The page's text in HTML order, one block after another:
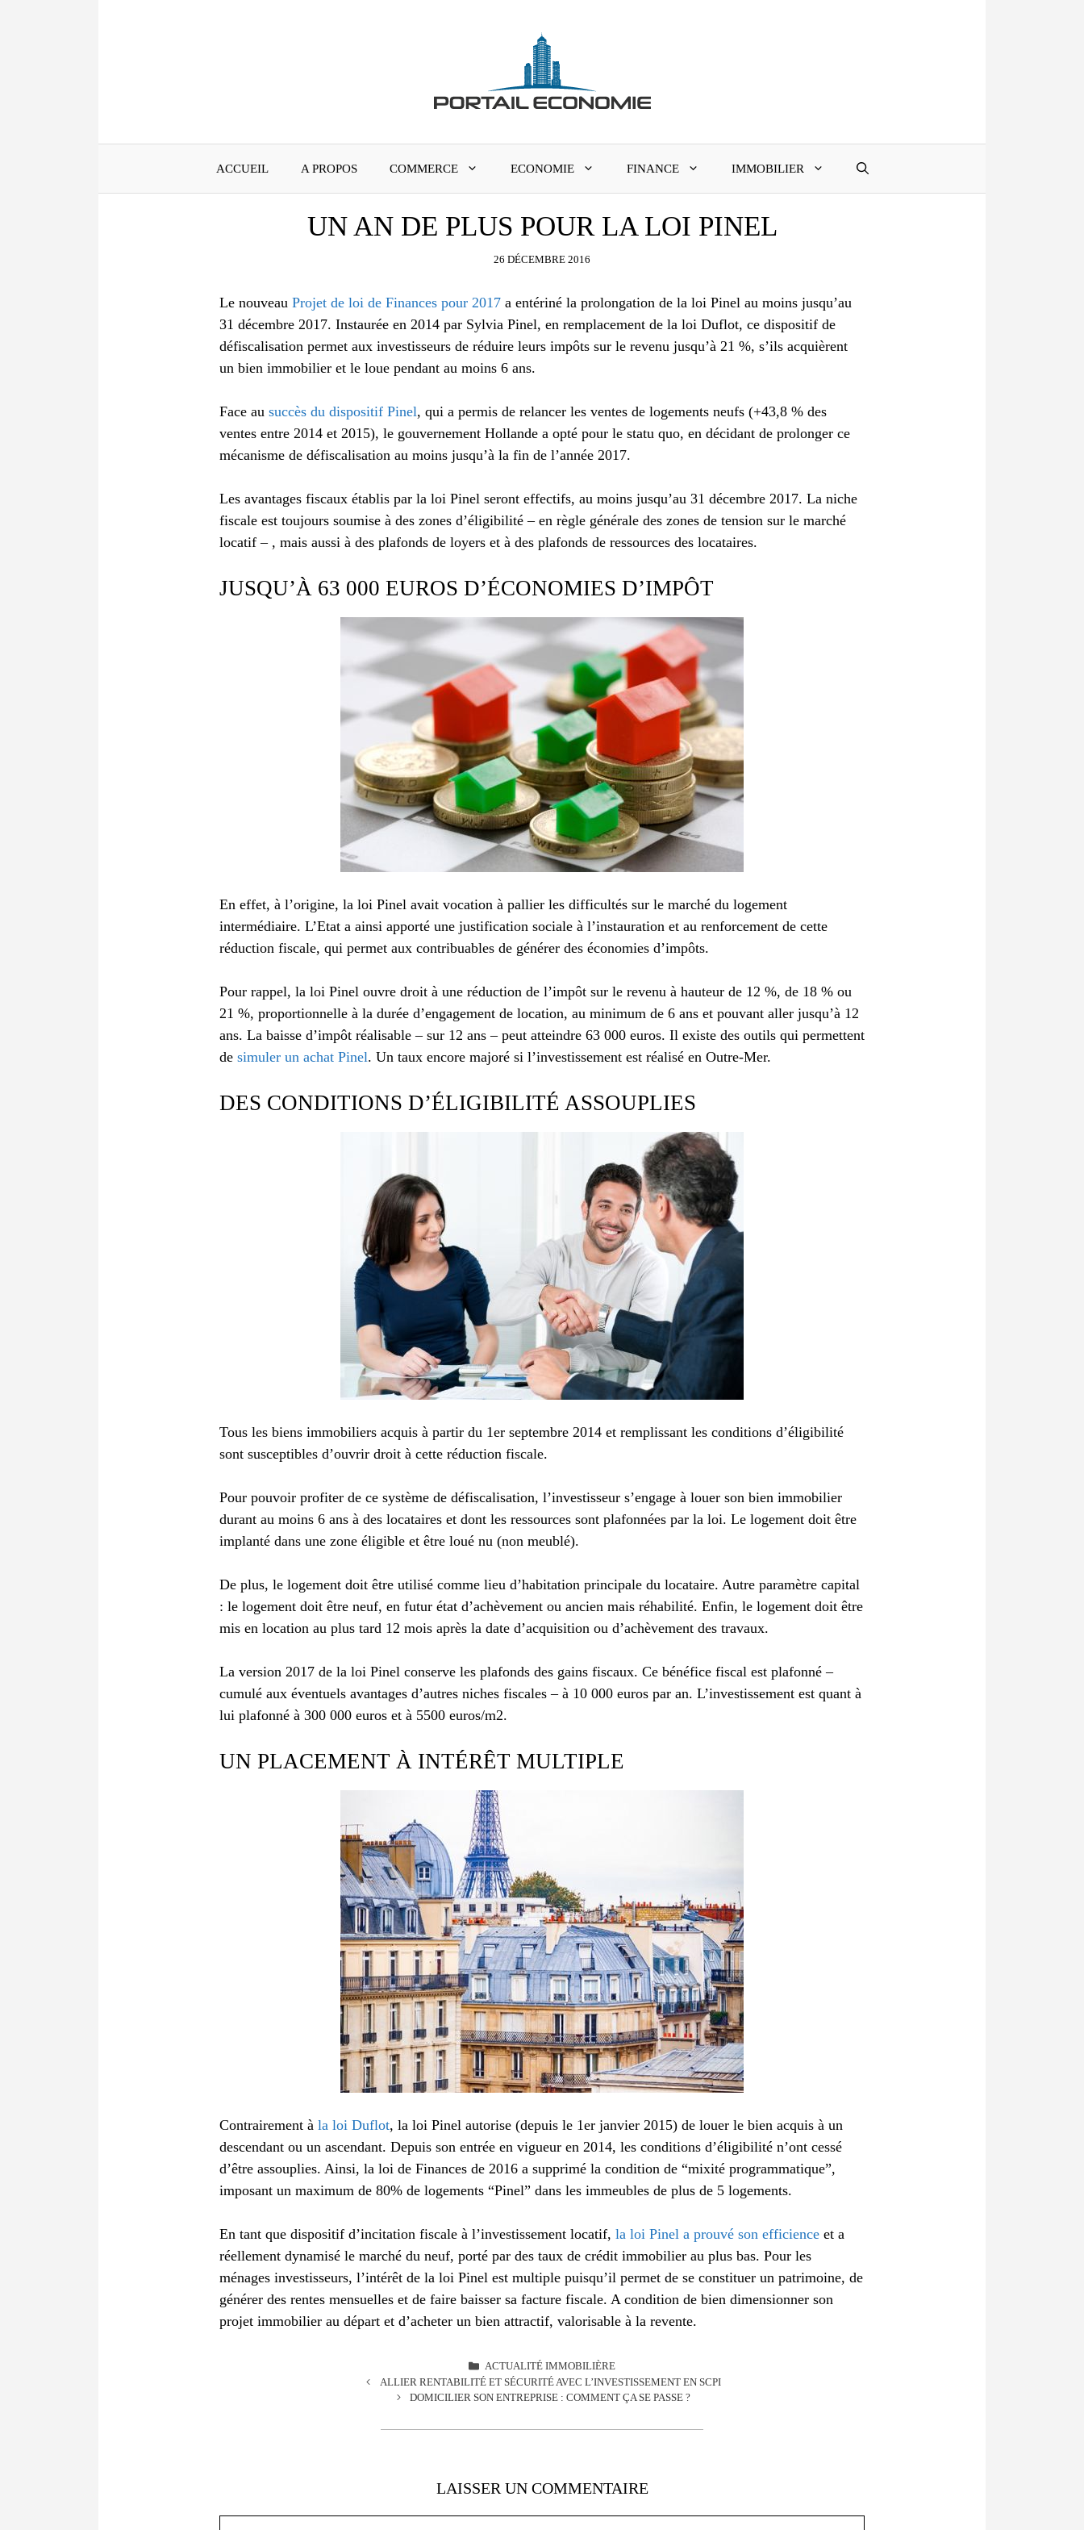
ACCUEIL A PROPOS COMMERCE ECONOMIE FINANCE IMMOBILIER
UN AN DE PLUS POUR LA LOI PINEL
26 DÉCEMBRE 2016
Le nouveau Projet de loi de Finances pour 2017 a entériné la prolongation de la loi Pinel au moins jusqu’au
31 décembre 2017. Instaurée en 2014 par Sylvia Pinel, en remplacement de la loi Duflot, ce dispositif de
défiscalisation permet aux investisseurs de réduire leurs impôts sur le revenu jusqu’à 21 %, s’ils acquièrent
un bien immobilier et le loue pendant au moins 6 ans.
Face au succès du dispositif Pinel, qui a permis de relancer les ventes de logements neufs (+43,8 % des
ventes entre 2014 et 2015), le gouvernement Hollande a opté pour le statu quo, en décidant de prolonger ce
mécanisme de défiscalisation au moins jusqu’à la fin de l’année 2017.
Les avantages fiscaux établis par la loi Pinel seront effectifs, au moins jusqu’au 31 décembre 2017. La niche
fiscale est toujours soumise à des zones d’éligibilité – en règle générale des zones de tension sur le marché
locatif – , mais aussi à des plafonds de loyers et à des plafonds de ressources des locataires.
JUSQU’À 63 000 EUROS D’ÉCONOMIES D’IMPÔT
En effet, à l’origine, la loi Pinel avait vocation à pallier les difficultés sur le marché du logement
intermédiaire. L’Etat a ainsi apporté une justification sociale à l’instauration et au renforcement de cette
réduction fiscale, qui permet aux contribuables de générer des économies d’impôts.
Pour rappel, la loi Pinel ouvre droit à une réduction de l’impôt sur le revenu à hauteur de 12 %, de 18 % ou
21 %, proportionnelle à la durée d’engagement de location, au minimum de 6 ans et pouvant aller jusqu’à 12
ans. La baisse d’impôt réalisable – sur 12 ans – peut atteindre 63 000 euros. Il existe des outils qui permettent
de simuler un achat Pinel. Un taux encore majoré si l’investissement est réalisé en Outre-Mer.
DES CONDITIONS D’ÉLIGIBILITÉ ASSOUPLIES
Tous les biens immobiliers acquis à partir du 1er septembre 2014 et remplissant les conditions d’éligibilité
sont susceptibles d’ouvrir droit à cette réduction fiscale.
Pour pouvoir profiter de ce système de défiscalisation, l’investisseur s’engage à louer son bien immobilier
durant au moins 6 ans à des locataires et dont les ressources sont plafonnées par la loi. Le logement doit être
implanté dans une zone éligible et être loué nu (non meublé).
De plus, le logement doit être utilisé comme lieu d’habitation principale du locataire. Autre paramètre capital
: le logement doit être neuf, en futur état d’achèvement ou ancien mais réhabilité. Enfin, le logement doit être
mis en location au plus tard 12 mois après la date d’acquisition ou d’achèvement des travaux.
La version 2017 de la loi Pinel conserve les plafonds des gains fiscaux. Ce bénéfice fiscal est plafonné –
cumulé aux éventuels avantages d’autres niches fiscales – à 10 000 euros par an. L’investissement est quant à
lui plafonné à 300 000 euros et à 5500 euros/m2.
UN PLACEMENT À INTÉRÊT MULTIPLE
Contrairement à la loi Duflot, la loi Pinel autorise (depuis le 1er janvier 2015) de louer le bien acquis à un
descendant ou un ascendant. Depuis son entrée en vigueur en 2014, les conditions d’éligibilité n’ont cessé
d’être assouplies. Ainsi, la loi de Finances de 2016 a supprimé la condition de “mixité programmatique”,
imposant un maximum de 80% de logements “Pinel” dans les immeubles de plus de 5 logements.
En tant que dispositif d’incitation fiscale à l’investissement locatif, la loi Pinel a prouvé son efficience et a
réellement dynamisé le marché du neuf, porté par des taux de crédit immobilier au plus bas. Pour les
ménages investisseurs, l’intérêt de la loi Pinel est multiple puisqu’il permet de se constituer un patrimoine, de
générer des rentes mensuelles et de faire baisser sa facture fiscale. A condition de bien dimensionner son
projet immobilier au départ et d’acheter un bien attractif, valorisable à la revente.
CATÉGORIES
ACTUALITÉ IMMOBILIÈRE
ALLIER RENTABILITÉ ET SÉCURITÉ AVEC L’INVESTISSEMENT EN SCPI
DOMICILIER SON ENTREPRISE : COMMENT ÇA SE PASSE ?
LAISSER UN COMMENTAIRE